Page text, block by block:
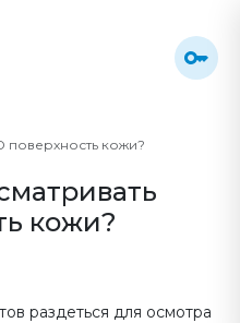
поверхность кожи?
кожи?
раздеться для осмотра